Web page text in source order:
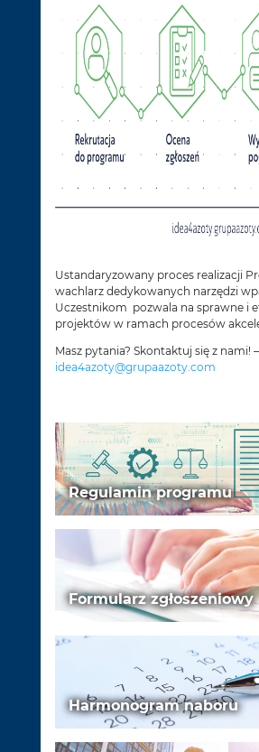
Ustandaryzowany proces realizacji
wachlarz dedykowanych narzędzi
Uczestnikom pozwala na sprawne i
projektów w ramach procesów
Masz pytania? Skontaktuj się z nami! –
idea4azoty@grupaazoty.com
Regulamin programu
Formularz zgłoszeniowy
Harmonogram naboru